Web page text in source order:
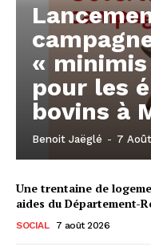
«
pour les
bovins à
Benoit Jaëglé - 7
Une trentaine de
aides du Département-
SOCIAL 7 août 2026